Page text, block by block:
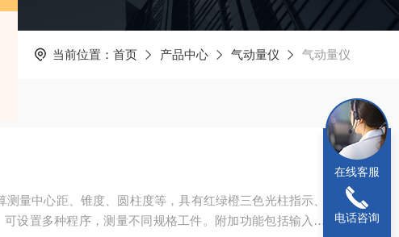
当前位置： 首页 产品中心 气动量仪 气动量仪
量中心距、锥度、圆柱度等，具有红绿橙三色光柱指示、
设置多种程序，测量不同规格工件。附加功能包括输入输
在线客服
电话咨询